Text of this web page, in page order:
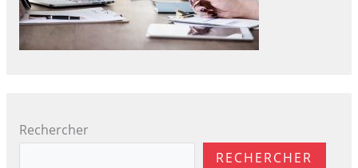
Rechercher
RECHERCHER